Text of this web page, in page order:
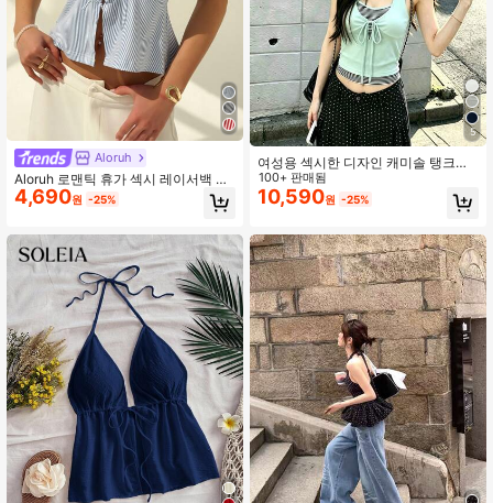
Aloruh
Aloruh 로맨틱 휴가 섹시 레이서백 블
루 스트라이프 레이스업 캐미솔 탑 여
성 패션 휴가 여성 휴가 여성 여름 봄
4,690원 -25%
5
여성용 섹시한 디자인 캐미솔 탱크탑,
슬림핏, 매력적인, 스트라이프 패치워
크, 크롭, 2 in 1 탑, 여름 의류
100+ 판매됨
10,590원 -25%